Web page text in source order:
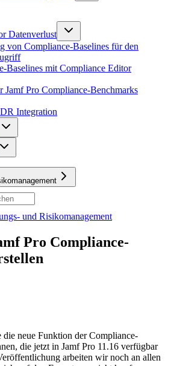
Datenverlust
von Compliance-Baselines für den
Baselines mit Compliance Editor
Jamf Pro Compliance-Benchmarks
Integration
und Risikomanagement
Pro Compliance-
die neue Funktion der Compliance-
die jetzt in Jamf Pro 11.16 verfügbar
arbeiten wir noch an allen